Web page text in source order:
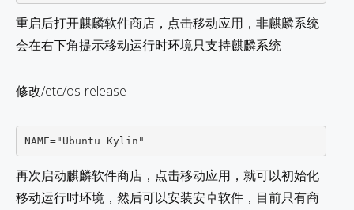
重启后打开麒麟软件商店，点击移动应用，非麒麟系统
会在右下角提示移动运行时环境只支持麒麟系统
修改/etc/os-release
再次启动麒麟软件商店，点击移动应用，就可以初始化
移动运行时环境，然后可以安装安卓软件，目前只有商